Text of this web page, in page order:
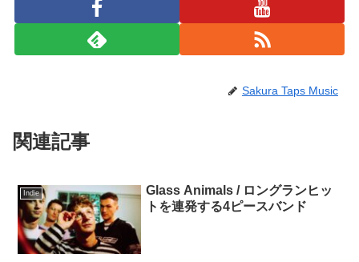
Sakura Taps Music
関連記事
Indie
Glass Animals / ロングランヒッ
トを連発する4ピースバンド